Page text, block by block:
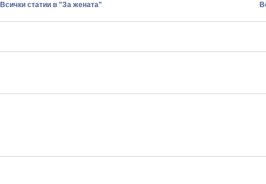
Всички статии в "За жената"